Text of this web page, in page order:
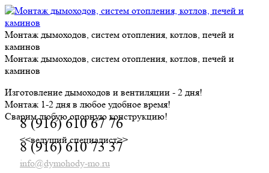
Skip
to
content
Монтаж дымоходов, систем отопления, котлов, печей и
каминов
Монтаж дымоходов, систем отопления, котлов, печей и
каминов
Изготовление дымоходов и вентиляции - 2 дня!
Монтаж 1-2 дня в любое удобное время!
Сварим любую опорную конструкцию!
8 (916) 610 67 76
<<ведущий специалист>>
8 (916) 610 73 37
info@dymohody-mo.ru